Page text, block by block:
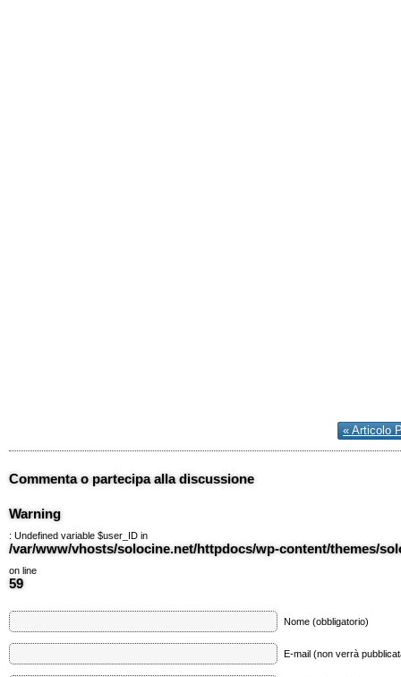
« Articolo
Commenta o partecipa alla discussione
Warning
: Undefined variable $user_ID in
/var/www/vhosts/solocine.net/httpdocs/wp-content/themes/
on line
59
Nome (obbligatorio)
E-mail (non verrà